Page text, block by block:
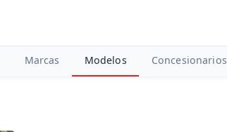
Marcas Modelos Concesionarios